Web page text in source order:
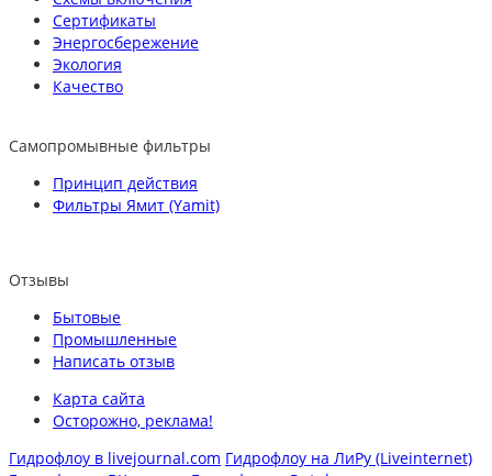
Сертификаты
Энергосбережение
Экология
Качество
Самопромывные фильтры
Принцип действия
Фильтры Ямит (Yamit)
Отзывы
Бытовые
Промышленные
Написать отзыв
Карта сайта
Осторожно, реклама!
Гидрофлоу в livejournal.com Гидрофлоу на ЛиРу (Liveinternet)